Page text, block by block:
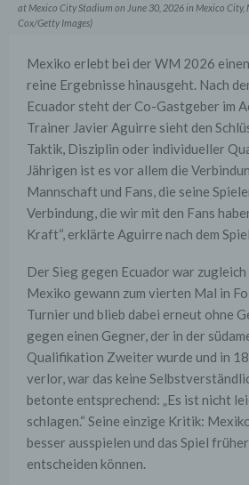
at Mexico City Stadium on June 30, 2026 in Mexico City,
Cox/Getty Images)
Mexiko erlebt bei der WM 2026
reine Ergebnisse hinausgeht. Nach
Ecuador steht der Co-Gastgeber im
Trainer Javier Aguirre sieht den
Taktik, Disziplin oder individueller
Jährigen ist es vor allem die
Mannschaft und Fans, die seine
Verbindung, die wir mit den Fans
Kraft“, erklärte Aguirre nach dem
Der Sieg gegen Ecuador war
Mexiko gewann zum vierten Mal in
Turnier und blieb dabei erneut ohne
gegen einen Gegner, der in der
Qualifikation Zweiter wurde und in
verlor, war das keine
betonte entsprechend: „Es ist nicht
schlagen.“ Seine einzige Kritik:
besser ausspielen und das Spiel
entscheiden können.